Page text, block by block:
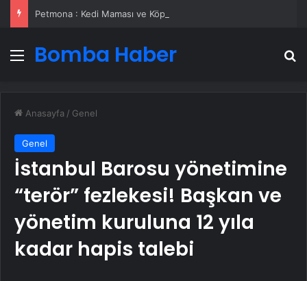
Menü
Bomba Haber
Anasayfa / Genel
Genel
İstanbul Barosu yönetimine
“terör” fezlekesi! Başkan ve
yönetim kuruluna 12 yıla
kadar hapis talebi